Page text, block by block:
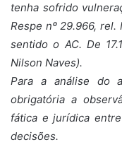
tenha sofrido
Respe nº 29.966, rel.
sentido o AC. De
Nilson Naves).
Para a análise do
obrigatória a
fática e jurídica
decisões.